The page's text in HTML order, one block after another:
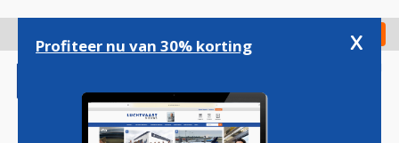
gaan
Check in
Profiteer nu van 30% korting x